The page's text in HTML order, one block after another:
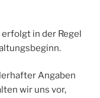
in der Regel
Angaben
wir uns vor,